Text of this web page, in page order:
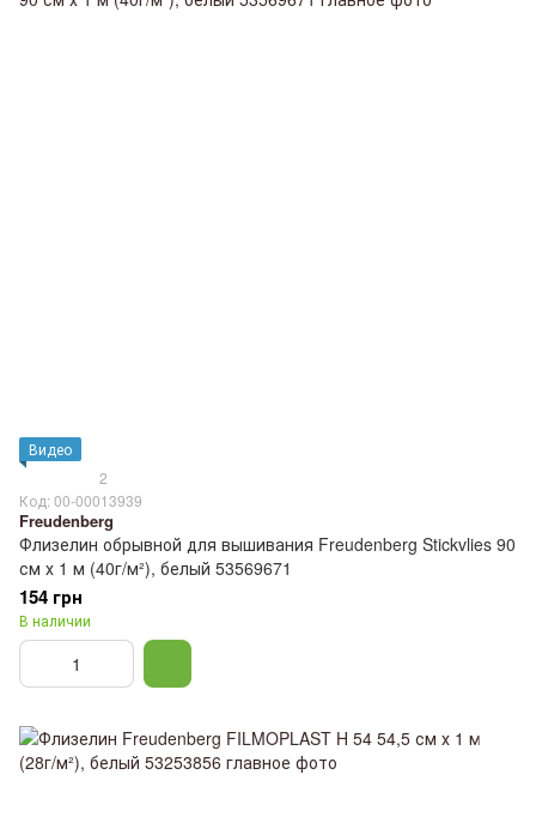
Видео
2
Код: 00-00013939
Freudenberg
Флизелин обрывной для вышивания Freudenberg Stickvlies 90
см х 1 м (40г/м²), белый 53569671
154 грн
В наличии